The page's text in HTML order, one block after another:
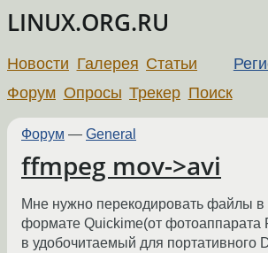
LINUX.ORG.RU
Новости Галерея Статьи
Форум Опросы Трекер Поиск
Форум — General
ffmpeg mov->avi
Мне нужно перекодировать файлы в
формате Quickime(от фотоаппарата
в удобочитаемый для портативного